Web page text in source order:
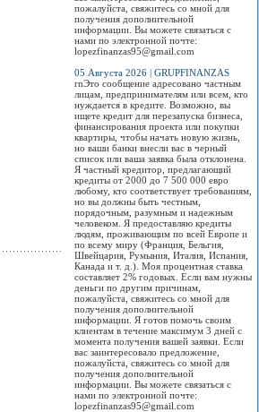
выставка-ярмарка...
ярмарка комнатных
цветов и растений от
клуба коллекционеров-
цветоводов Бишкека...
пожалуйста, свяжитесь со мной для
получения дополнительной
информации. Вы можете связаться с
нами по электронной почте:
lopezfinanzas95@gmail.com
05 Августа 2026 | GRUPFINANZAS
rnЭто сообщение адресовано частным
лицам, предпринимателям или всем, кто
нуждается в кредите. Возможно, вы
ищете кредит для перезапуска бизнеса,
финансирования проекта или покупки
квартиры, чтобы начать новую жизнь,
но ваши банки внесли вас в черный
список или ваша заявка была отклонена.
Я частный кредитор, предлагающий
кредиты от 2000 до 7 500 000 евро
любому, кто соответствует требованиям,
но вы должны быть честным,
порядочным, разумным и надежным
человеком. Я предоставляю кредиты
людям, проживающим по всей Европе и
по всему миру (Франция, Бельгия,
Швейцария, Румыния, Италия, Испания,
Канада и т. д.). Моя процентная ставка
составляет 2% годовых. Если вам нужны
деньги по другим причинам,
пожалуйста, свяжитесь со мной для
получения дополнительной
информации. Я готов помочь своим
клиентам в течение максимум 3 дней с
момента получения вашей заявки. Если
вас заинтересовало предложение,
пожалуйста, свяжитесь со мной для
получения дополнительной
информации. Вы можете связаться с
нами по электронной почте:
lopezfinanzas95@gmail.com